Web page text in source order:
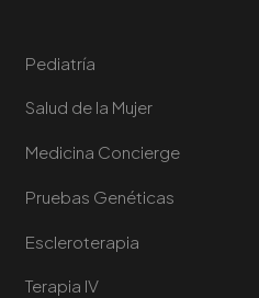
Pediatría
Salud de la Mujer
Medicina Concierge
Pruebas Genéticas
Escleroterapia
Terapia IV